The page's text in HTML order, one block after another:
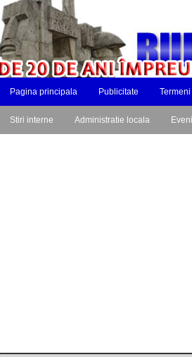
Pagina principala Publicitate
Stiri interne Administratie locala